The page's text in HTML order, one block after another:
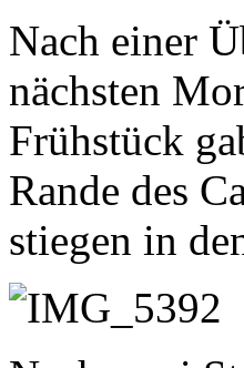
Nach einer
nächsten
Frühstück
Rande des
stiegen in